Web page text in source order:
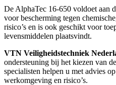
De AlphaTec 16-650 voldoet aan
voor bescherming tegen
risico’s en is ook geschikt voor
levensmiddelen plaatsvindt.
VTN Veiligheidstechniek
ondersteuning bij het kiezen van
specialisten helpen u met advies
werkomgeving en risico’s.